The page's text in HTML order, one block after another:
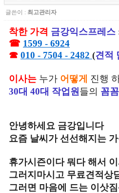
글쓴이 : 최고관리자
착한 가격 금강익스프레스
☎ 1599 - 6924
☎ 010 - 7504 - 2482 (견적
이사는 누가 어떻게
진행
30대 40대 작업원 들의 꼼
안녕하세요 금강입니다
요즘 날씨가 선선해지는
휴가시즌이다 뭐다 해서
그러지마시고 무료견적상
그러면 마음에 드는 이삿